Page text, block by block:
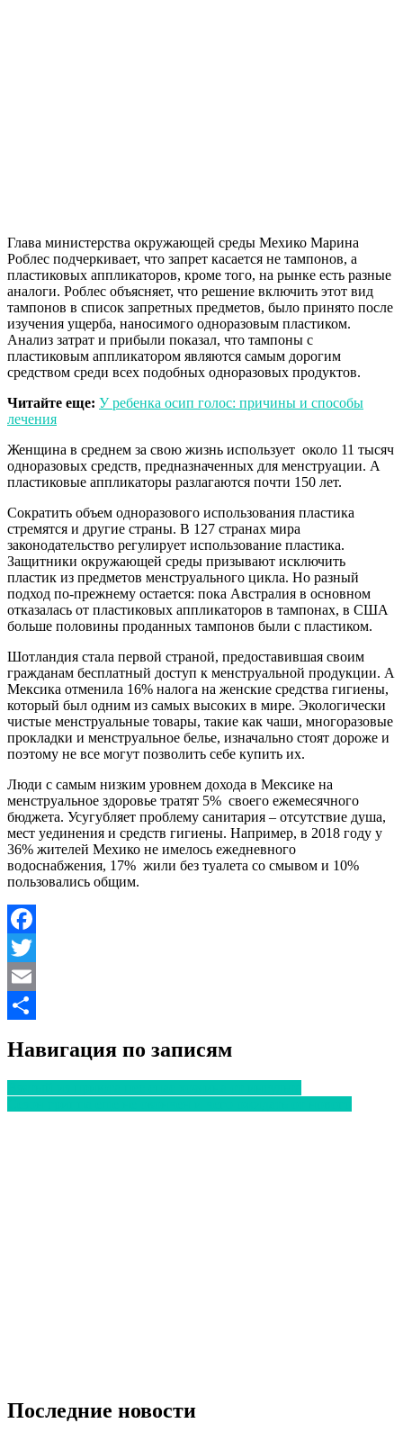
Глава министерства окружающей среды Мехико Марина
Роблес подчеркивает, что запрет касается не тампонов, а
пластиковых аппликаторов, кроме того, на рынке есть разные
аналоги. Роблес объясняет, что решение включить этот вид
тампонов в список запретных предметов, было принято после
изучения ущерба, наносимого одноразовым пластиком.
Анализ затрат и прибыли показал, что тампоны с
пластиковым аппликатором являются самым дорогим
средством среди всех подобных одноразовых продуктов.
Читайте еще: У ребенка осип голос: причины и способы
лечения
Женщина в среднем за свою жизнь использует около 11 тысяч
одноразовых средств, предназначенных для менструации. А
пластиковые аппликаторы разлагаются почти 150 лет.
Сократить объем одноразового использования пластика
стремятся и другие страны. В 127 странах мира
законодательство регулирует использование пластика.
Защитники окружающей среды призывают исключить
пластик из предметов менструального цикла. Но разный
подход по-прежнему остается: пока Австралия в основном
отказалась от пластиковых аппликаторов в тампонах, в США
больше половины проданных тампонов были с пластиком.
Шотландия стала первой страной, предоставившая своим
гражданам бесплатный доступ к менструальной продукции. А
Мексика отменила 16% налога на женские средства гигиены,
который был одним из самых высоких в мире. Экологически
чистые менструальные товары, такие как чаши, многоразовые
прокладки и менструальное белье, изначально стоят дороже и
поэтому не все могут позволить себе купить их.
Люди с самым низким уровнем дохода в Мексике на
менструальное здоровье тратят 5% своего ежемесячного
бюджета. Усугубляет проблему санитария – отсутствие душа,
мест уединения и средств гигиены. Например, в 2018 году у
36% жителей Мехико не имелось ежедневного
водоснабжения, 17% жили без туалета со смывом и 10%
пользовались общим.
Facebook
Twitter
Email
Навигация по записям
Последние новости